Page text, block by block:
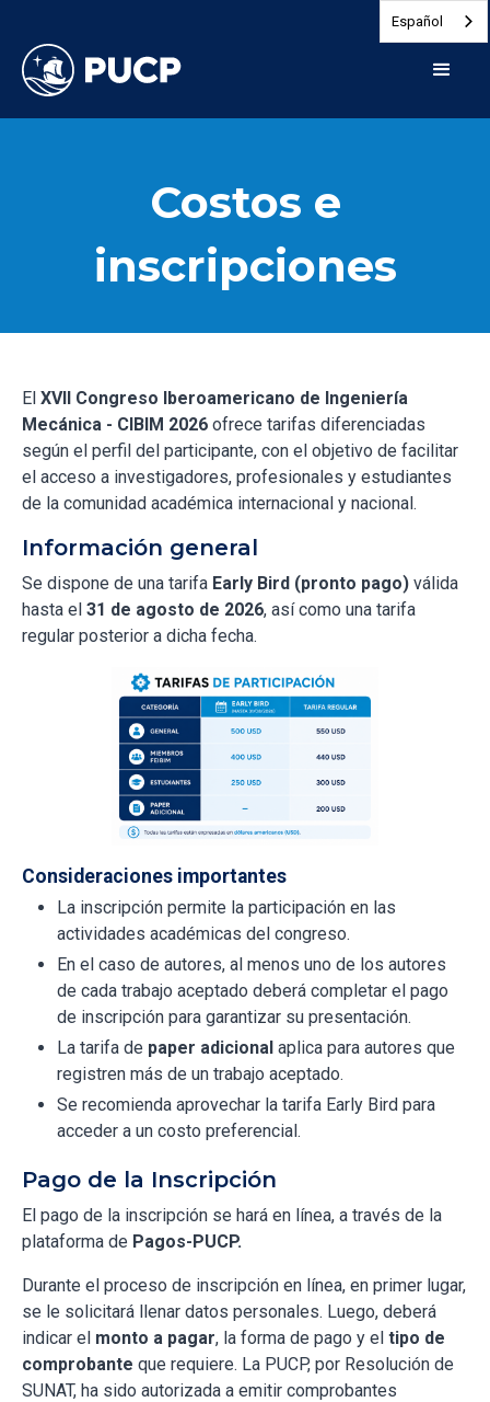
Español
Costos e
inscripciones
El XVII Congreso Iberoamericano de Ingeniería
Mecánica - CIBIM 2026 ofrece tarifas diferenciadas
según el perfil del participante, con el objetivo de facilitar
el acceso a investigadores, profesionales y estudiantes
de la comunidad académica internacional y nacional.
Información general
Se dispone de una tarifa Early Bird (pronto pago) válida
hasta el 31 de agosto de 2026, así como una tarifa
regular posterior a dicha fecha.
Consideraciones importantes
La inscripción permite la participación en las
actividades académicas del congreso.
En el caso de autores, al menos uno de los autores
de cada trabajo aceptado deberá completar el pago
de inscripción para garantizar su presentación.
La tarifa de paper adicional aplica para autores que
registren más de un trabajo aceptado.
Se recomienda aprovechar la tarifa Early Bird para
acceder a un costo preferencial.
Pago de la Inscripción
El pago de la inscripción se hará en línea, a través de la
plataforma de Pagos-PUCP.
Durante el proceso de inscripción en línea, en primer lugar,
se le solicitará llenar datos personales. Luego, deberá
indicar el monto a pagar, la forma de pago y el tipo de
comprobante que requiere. La PUCP, por Resolución de
SUNAT, ha sido autorizada a emitir comprobantes